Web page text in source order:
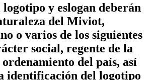
y eslogan deberán
del Miviot,
o varios de los siguientes
social, regente de la
del país, así
identificación del logotipo